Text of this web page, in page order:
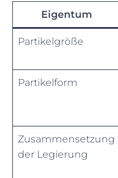
Eigentum
Partikelgröße
Partikelform
Zusammensetzung
der Legierung